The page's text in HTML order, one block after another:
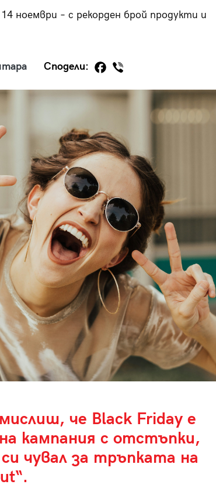
ноември – с рекорден брой продукти и
Сподели:
че Black Friday е
кампания с отстъпки,
чувал за тръпката на
29